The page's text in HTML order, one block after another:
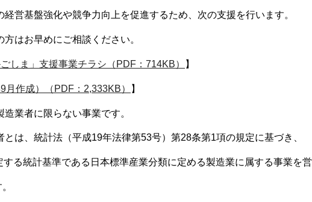
営基盤強化や競争力向上を促進するため、次の支援を行います。
方はお早めにご相談ください。
しま」支援事業チラシ（PDF：714KB） 】
作成）（PDF：2,333KB） 】
業者に限らない事業です。
は、統計法（平成19年法律第53号）第28条第1項の規定に基づき、
る統計基準である日本標準産業分類に定める製造業に属する事業を営